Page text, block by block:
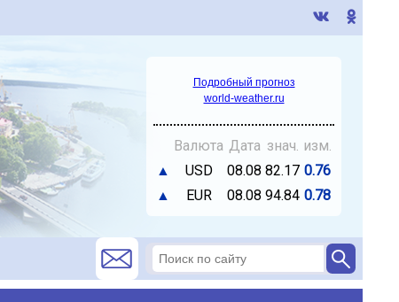
Подробный прогноз
world-weather.ru
Валюта Дата знач. изм.
▲
USD 08.08 82.17 0.76
▲
EUR 08.08 94.84 0.78